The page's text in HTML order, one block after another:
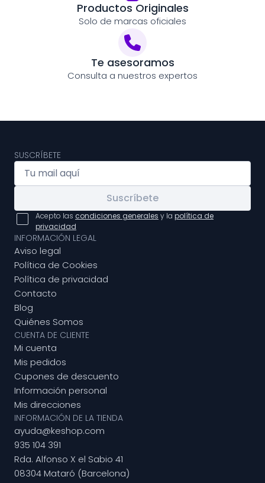
Productos Originales
Solo de marcas oficiales
Te asesoramos
Consulta a nuestros expertos
SUSCRÍBETE
Suscríbete
Acepto las condiciones generales y la política de
privacidad
INFORMACIÓN LEGAL
Aviso legal
Política de Cookies
Política de privacidad
Contacto
Blog
Quiénes Somos
CUENTA DE CLIENTE
Mi cuenta
Mis pedidos
Cupones de descuento
Información personal
Mis direcciones
INFORMACIÓN DE LA TIENDA
ayuda@keshop.com
935 104 391
Rda. Alfonso X el Sabio 41
08304 Mataró (Barcelona)